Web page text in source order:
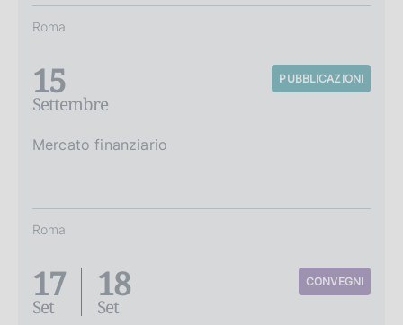
Roma
15
Settembre
PUBBLICAZIONI
Mercato finanziario
Roma
17
Set
18
Set
CONVEGNI